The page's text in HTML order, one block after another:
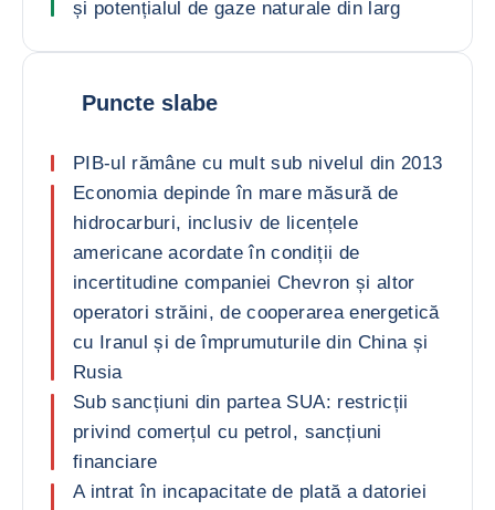
și potențialul de gaze naturale din larg
Puncte slabe
PIB-ul rămâne cu mult sub nivelul din 2013
Economia depinde în mare măsură de
hidrocarburi, inclusiv de licențele
americane acordate în condiții de
incertitudine companiei Chevron și altor
operatori străini, de cooperarea energetică
cu Iranul și de împrumuturile din China și
Rusia
Sub sancțiuni din partea SUA: restricții
privind comerțul cu petrol, sancțiuni
financiare
A intrat în incapacitate de plată a datoriei